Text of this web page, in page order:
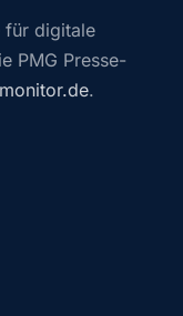
für digitale
PMG Presse-
.